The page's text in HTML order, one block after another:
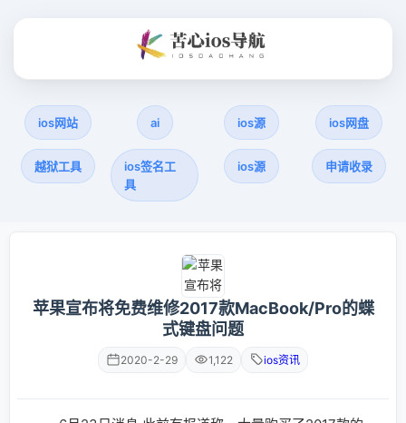
ios网站 ai ios源 ios网盘
越狱工具
ios签名工
具
ios源 申请收录
苹果宣布将免费维修2017款MacBook/Pro的蝶
式键盘问题
2020-2-29 1,122 ios资讯